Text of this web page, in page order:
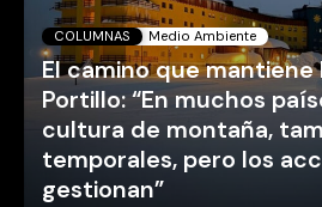
COLUMNAS Medio Ambiente
El camino que
Portillo: “En muchos
cultura de montaña,
temporales, pero los
gestionan”